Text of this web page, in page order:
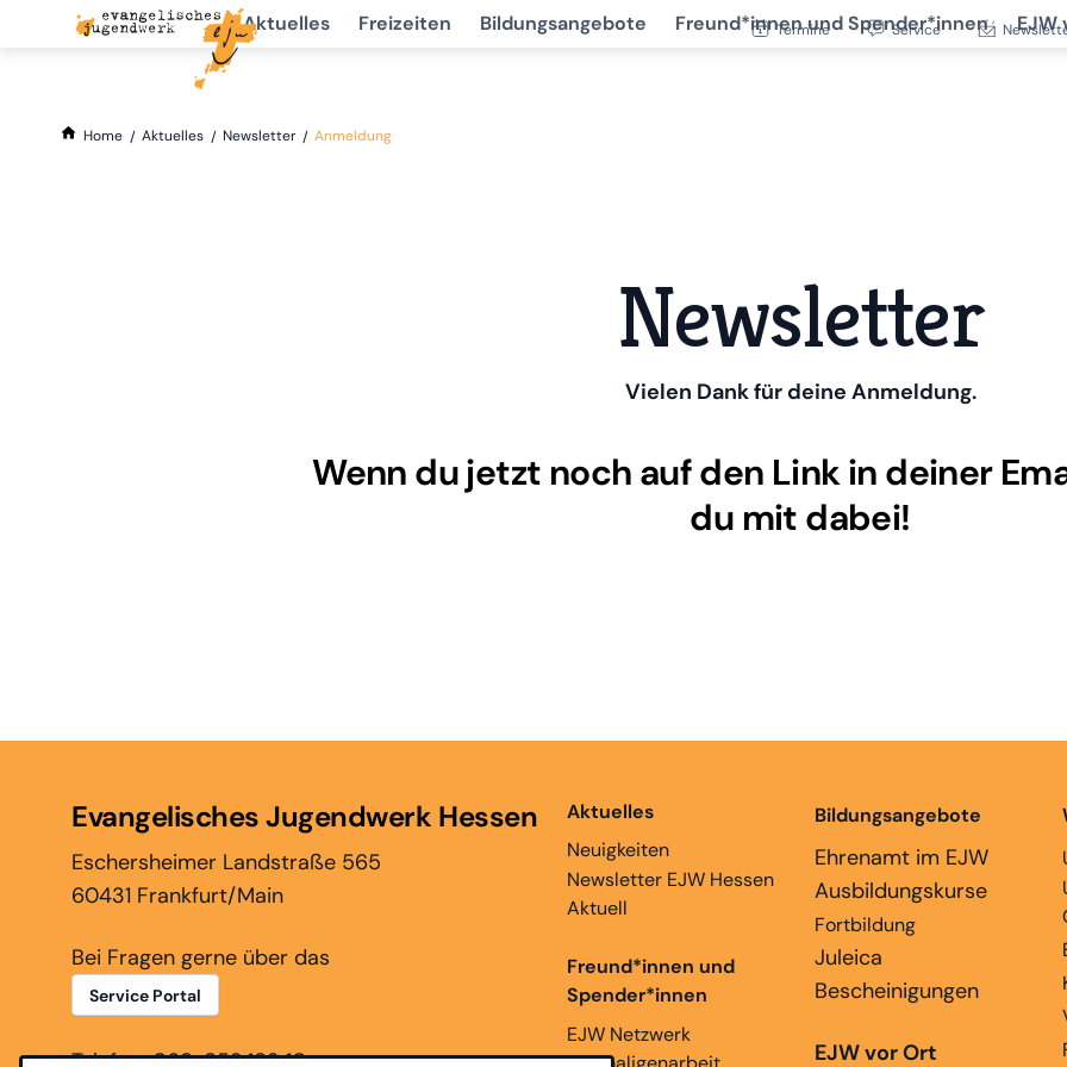
Termine Service
Aktuelles Freizeiten Bildungsangebote Freund*innen und Spender*innen EJW
Home Aktuelles Newsletter Anmeldung
Newsletter
Vielen Dank für deine Anmeldung.
Wenn du jetzt noch auf den Link in deiner
du mit dabei!
Evangelisches Jugendwerk Hessen
Eschersheimer Landstraße 565
60431 Frankfurt/Main
Bei Fragen gerne über das
Service Portal
Telefon: 069-952 183 10
Aktuelles
Neuigkeiten
Newsletter EJW Hessen
Aktuell
Freund*innen und
Spender*innen
EJW Netzwerk
Bildungsangebote
Ehrenamt im EJW
Ausbildungskurse
Fortbildung
Juleica
Bescheinigungen
EJW vor Ort